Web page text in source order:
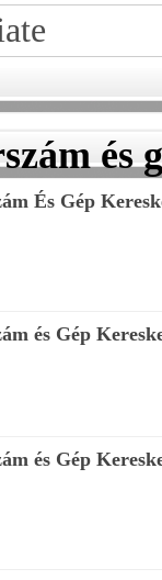
és
És Gép
és Gép
és Gép